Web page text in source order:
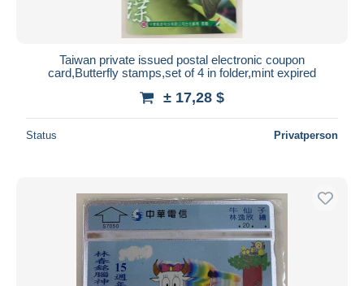
Taiwan private issued postal electronic coupon
card,Butterfly stamps,set of 4 in folder,mint expired
± 17,28 $
Status Privatperson